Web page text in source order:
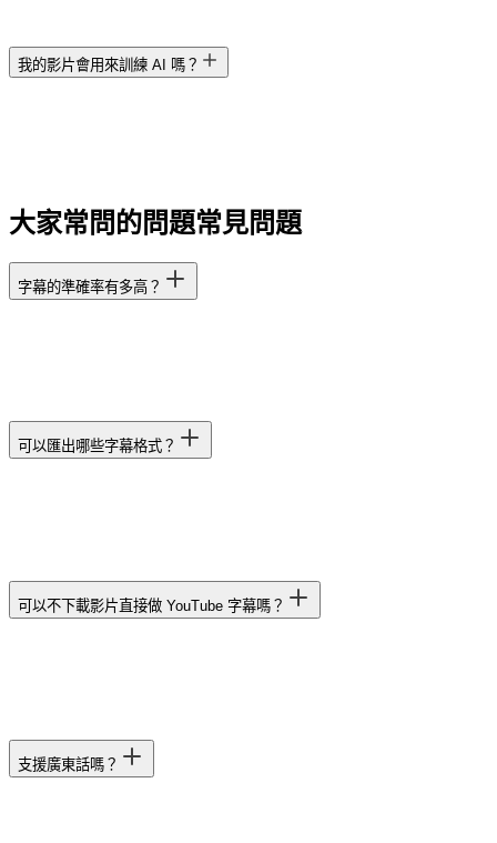
我的影片會用來訓練 AI 嗎？
大家常問的問題常見問題
字幕的準確率有多高？
可以匯出哪些字幕格式？
可以不下載影片直接做 YouTube 字幕嗎？
支援廣東話嗎？